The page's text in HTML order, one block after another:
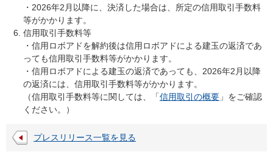
・2026年2月以降に、決済した場合は、所定の信用取引手数料
等がかかります。
信用取引手数料等
・信用ロボアドを解約後は信用ロボアドによる建玉の返済であ
っても信用取引手数料等がかかります。
・信用ロボアドによる建玉の返済であっても、2026年2月以降
の返済には、信用取引手数料等がかかります。
（信用取引手数料等に関しては、「信用取引の概要 」をご確認
ください。）
プレスリリース一覧を見る